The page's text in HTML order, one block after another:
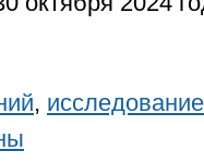
, исследование